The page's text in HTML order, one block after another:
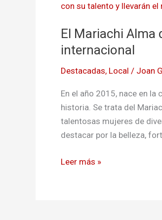
El Mariachi Alma
internacional
Destacadas, Local / Joan
En el año 2015, nace en
historia. Se trata del
talentosas mujeres de
destacar por la belleza,
Alma
México
será
en
evento
internacional
Leer más »